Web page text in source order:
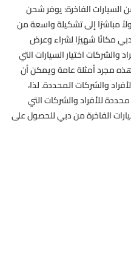
الفاخرة: يوفر شحن
مباشرًا إلى تشكيلة واسعة من
مكانًا شهيرًا لشراء وعرض
والشركات اختيار السيارات التي
مجرد أمثلة عامة ويمكن أن
والشركات المحددة. لذا،
للأفراد والشركات التي
الفاخرة من دبي للحصول على